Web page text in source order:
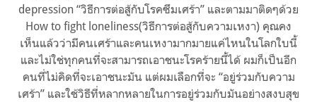
depression “วิธีการต่อสู้กับโรคซึมเศร้า” และตามมาติดๆด้วย
How to fight loneliness(วิธีการต่อสู้กับความเหงา) คุณคง
เห็นแล้วว่ามีคนเศร้าและคนเหงามากมายแค่ไหนในโลกใบนี้
และไม่ใช่ทุกคนที่จะสามารถเอาชนะโรคร้ายนี้ได้ ผมก็เป็นอีก
คนที่ไม่คิดที่จะเอาชนะมัน แต่ผมเลือกที่จะ “อยู่ร่วมกับความ
เศร้า” และใช้วิธีที่หลากหลายในการอยู่ร่วมกับมันอย่างสงบสุข